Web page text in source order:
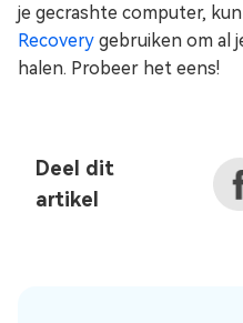
je gecrashte computer, kun
Recovery gebruiken om al
halen. Probeer het eens!
Deel dit
artikel